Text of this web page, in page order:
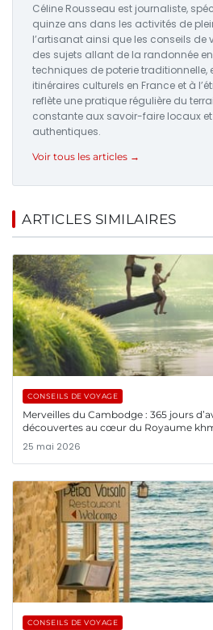
Céline Rousseau est journaliste,
quinze ans dans les activités de
l’artisanat ainsi que les conseils de
des sujets allant de la randonnée
techniques de poterie traditionnelle,
itinéraires culturels en France et à
reflète une pratique régulière du
constante aux savoir-faire locaux et
authentiques.
Voir tous les articles →
ARTICLES SIMILAIRES
CONSEILS DE VOYAGE
Merveilles du Cambodge : 365 jours
découvertes au cœur du Royaume
25 mai 2026
CONSEILS DE VOYAGE